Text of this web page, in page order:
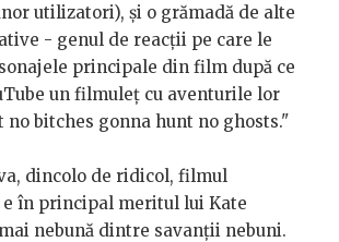
utilizatori), şi o grămadă de alte
- genul de reacţii pe care le
principale din film după ce
un filmuleţ cu aventurile lor
no bitches gonna hunt no ghosts."
dincolo de ridicol, filmul
e în principal meritul lui Kate
nebună dintre savanţii nebuni.